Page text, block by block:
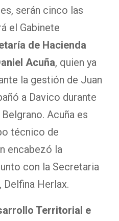
serán cinco las
el Gabinete
de Hacienda
Acuña, quien ya
la gestión de Juan
a Davico durante
Acuña es
técnico de
encabezó la
con la Secretaria
Delfina Herlax.
Territorial e